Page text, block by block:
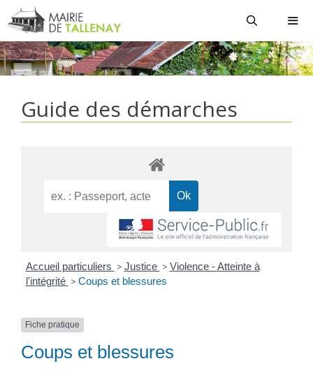
Aller
au
contenu
Guide des démarches
Accueil particuliers > Justice > Violence - Atteinte à
l'intégrité > Coups et blessures
Fiche pratique
Coups et blessures